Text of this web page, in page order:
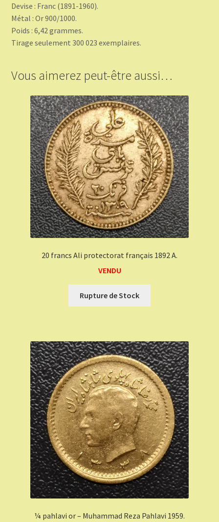
Devise : Franc (1891-1960).
Métal : Or 900/1000.
Poids : 6,42 grammes.
Tirage seulement 300 023 exemplaires.
Vous aimerez peut-être aussi…
20 francs Ali protectorat français 1892 A.
VENDU
Rupture de Stock
¼ pahlavi or – Muhammad Reza Pahlavi 1959.